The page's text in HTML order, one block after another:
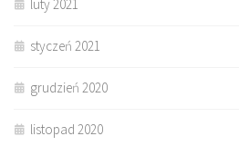
luty 2021
styczeń 2021
grudzień 2020
listopad 2020